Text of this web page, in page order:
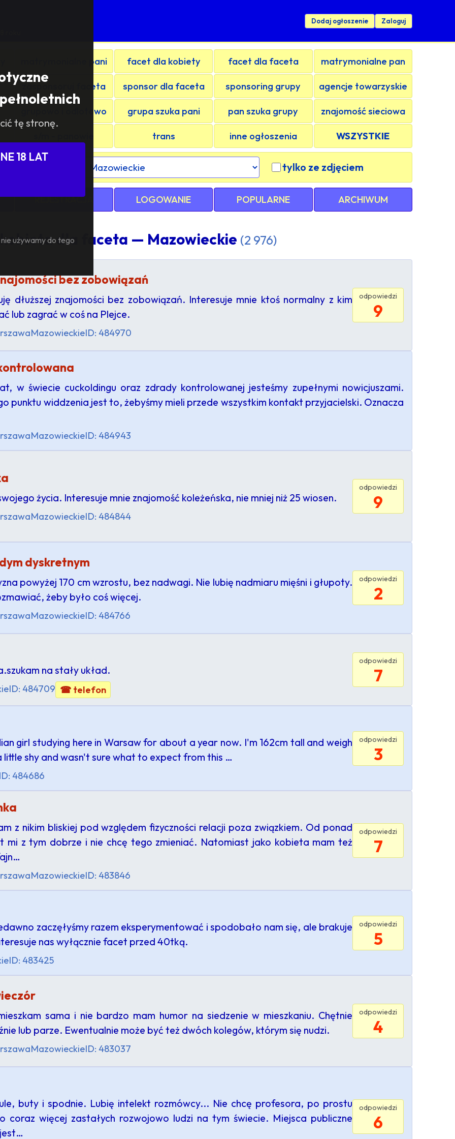
tę stronę.
18 LAT
używamy do tego
roku
Dodaj ogłoszenie Zaloguj
matrymonialne pani facet dla kobiety facet dla faceta matrymonialne pan
zasponsoruj faceta sponsor dla faceta sponsoring grupy agencje towarzyskie
grupowo i odlotowo grupa szuka pani pan szuka grupy znajomość sieciowa
trans inne ogłoszenia WSZYSTKIE
/ kraju: tylko ze zdjęciem
REJESTRACJA LOGOWANIE POPULARNE ARCHIWUM
dla faceta — Mazowieckie (2 976)
bez zobowiązań
dłuższej znajomości bez zobowiązań. Interesuje mnie ktoś normalny z kim
lub zagrać w coś na Plejce.
MazowieckieID: 484970
odpowiedzi
9
w świecie cuckoldingu oraz zdrady kontrolowanej jesteśmy zupełnymi nowicjuszami.
punktu widdzenia jest to, żebyśmy mieli przede wszystkim kontakt przyjacielski. Oznacza
MazowieckieID: 484943
życia. Interesuje mnie znajomość koleżeńska, nie mniej niż 25 wiosen.
MazowieckieID: 484844
odpowiedzi
9
dyskretnym
powyżej 170 cm wzrostu, bez nadwagi. Nie lubię nadmiaru mięśni i głupoty.
żeby było coś więcej.
MazowieckieID: 484766
odpowiedzi
2
na stały układ.
ID: 484709 ☎ telefon
odpowiedzi
7
girl studying here in Warsaw for about a year now. I'm 162cm tall and weigh
little shy and wasn't sure what to expect from this …
ID: 484686
odpowiedzi
3
z nikim bliskiej pod względem fizyczności relacji poza związkiem. Od ponad
mi z tym dobrze i nie chcę tego zmieniać. Natomiast jako kobieta mam też
MazowieckieID: 483846
odpowiedzi
7
zaczęłyśmy razem eksperymentować i spodobało nam się, ale brakuje
nas wyłącznie facet przed 40tką.
ID: 483425
odpowiedzi
5
sama i nie bardzo mam humor na siedzenie w mieszkaniu. Chętnie
lub parze. Ewentualnie może być też dwóch kolegów, którym się nudzi.
MazowieckieID: 483037
odpowiedzi
4
buty i spodnie. Lubię intelekt rozmówcy... Nie chcę profesora, po prostu
coraz więcej zastałych rozwojowo ludzi na tym świecie. Miejsca publiczne
odpowiedzi
6